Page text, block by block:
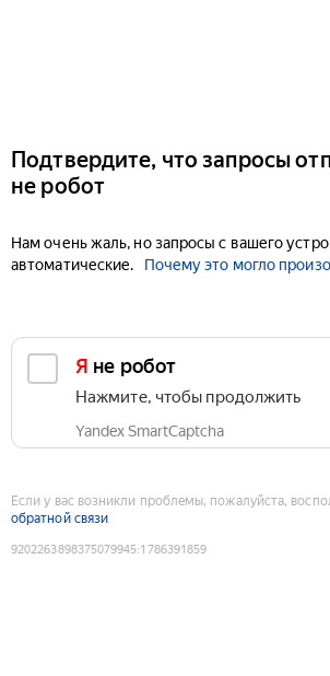
Подтвердите, что запросы
не робот
Нам очень жаль, но запросы с вашего
автоматические.
Почему это могло
Я не робот
Нажмите, чтобы продолжить
Yandex SmartCaptcha
Если у вас возникли проблемы, пожалуйста,
обратной связи
9202263898375079945:1786391859